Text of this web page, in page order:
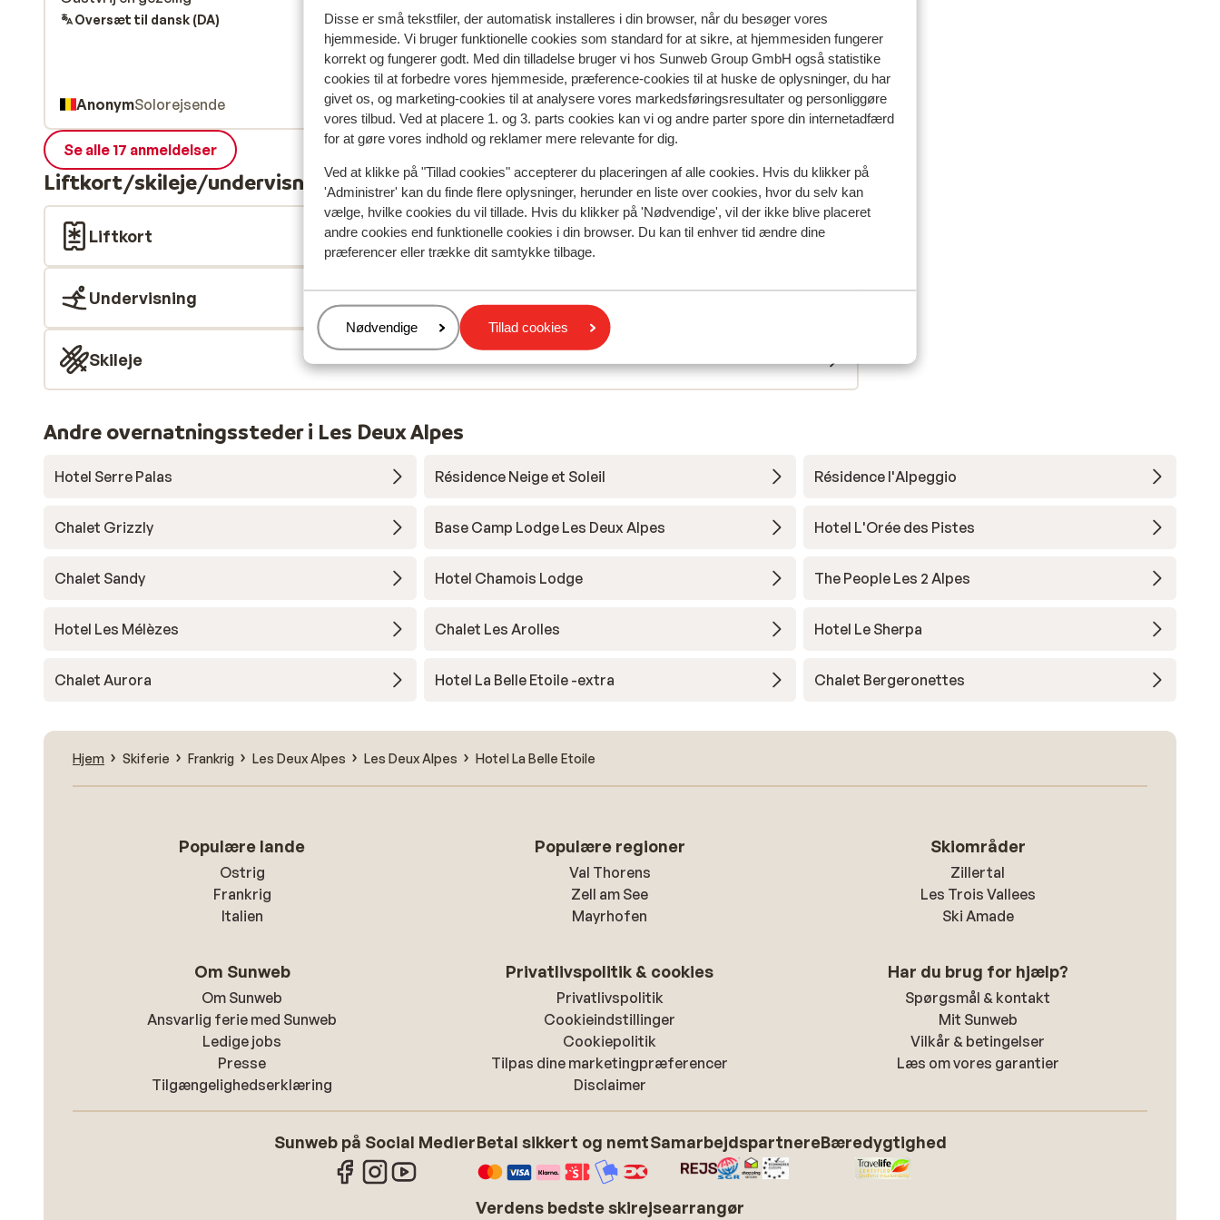
Disse er små tekstfiler, der automatisk installeres i din browser, når du besøger vores
hjemmeside. Vi bruger funktionelle cookies som standard for at sikre, at hjemmesiden fungerer
korrekt og fungerer godt. Med din tilladelse bruger vi hos Sunweb Group GmbH også statistike
cookies til at forbedre vores hjemmeside, præference-cookies til at huske de oplysninger, du har
givet os, og marketing-cookies til at analysere vores markedsføringsresultater og personliggøre
vores tilbud. Ved at placere 1. og 3. parts cookies kan vi og andre parter spore din internetadfærd
for at gøre vores indhold og reklamer mere relevante for dig.
Ved at klikke på "Tillad cookies" accepterer du placeringen af alle cookies. Hvis du klikker på
'Administrer' kan du finde flere oplysninger, herunder en liste over cookies, hvor du selv kan
vælge, hvilke cookies du vil tillade. Hvis du klikker på 'Nødvendige', vil der ikke blive placeret
andre cookies end funktionelle cookies i din browser. Du kan til enhver tid ændre dine
præferencer eller trække dit samtykke tilbage.
Administrer
Nødvendige Tillad cookies
Oversæt til dansk (DA)
AnonymSolorejsende
aandacht voor de gasten, persoonlijk, hotel is wat
gedateerd, wordt langzaamaan wat ge-update, maar
schoon, eten is goed, ik zou het zo weer boeken.
aandacht voor de gasten, persoonlijk, hotel is wat
gedateerd, wordt langzaamaan wat ge-update, maar
schoon, eten is goed, ik zou het zo weer boeken.
Oversæt til dansk (DA)
Peter en KeesVenner
Se alle 17 anmeldelser
Liftkort/skileje/undervisning
Liftkort
Undervisning
Skileje
Andre overnatningssteder i Les Deux Alpes
Hotel Serre Palas Résidence Neige et Soleil Résidence l'Alpeggio
Chalet Grizzly Base Camp Lodge Les Deux Alpes Hotel L'Orée des Pistes
Chalet Sandy Hotel Chamois Lodge The People Les 2 Alpes
Hotel Les Mélèzes Chalet Les Arolles Hotel Le Sherpa
Chalet Aurora Hotel La Belle Etoile -extra Chalet Bergeronettes
Hjem Skiferie Frankrig Les Deux Alpes Les Deux Alpes Hotel La Belle Etoile
Populære lande
Ostrig
Frankrig
Italien
Populære regioner
Val Thorens
Zell am See
Mayrhofen
Skiområder
Zillertal
Les Trois Vallees
Ski Amade
Om Sunweb
Om Sunweb
Ansvarlig ferie med Sunweb
Ledige jobs
Presse
Tilgængelighedserklæring
Privatlivspolitik & cookies
Privatlivspolitik
Cookieindstillinger
Cookiepolitik
Tilpas dine marketingpræferencer
Disclaimer
Har du brug for hjælp?
Spørgsmål & kontakt
Mit Sunweb
Vilkår & betingelser
Læs om vores garantier
Sunweb på Social MedierBetal sikkert og nemtSamarbejdspartnereBæredygtighed
Verdens bedste skirejsearrangør